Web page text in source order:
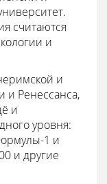
считаются
и
и
и Ренессанса,
и
уровня:
1 и
и другие